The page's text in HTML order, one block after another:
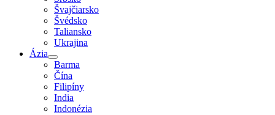
Švajčiarsko
Švédsko
Taliansko
Ukrajina
Ázia
Barma
Čína
Filipíny
India
Indonézia